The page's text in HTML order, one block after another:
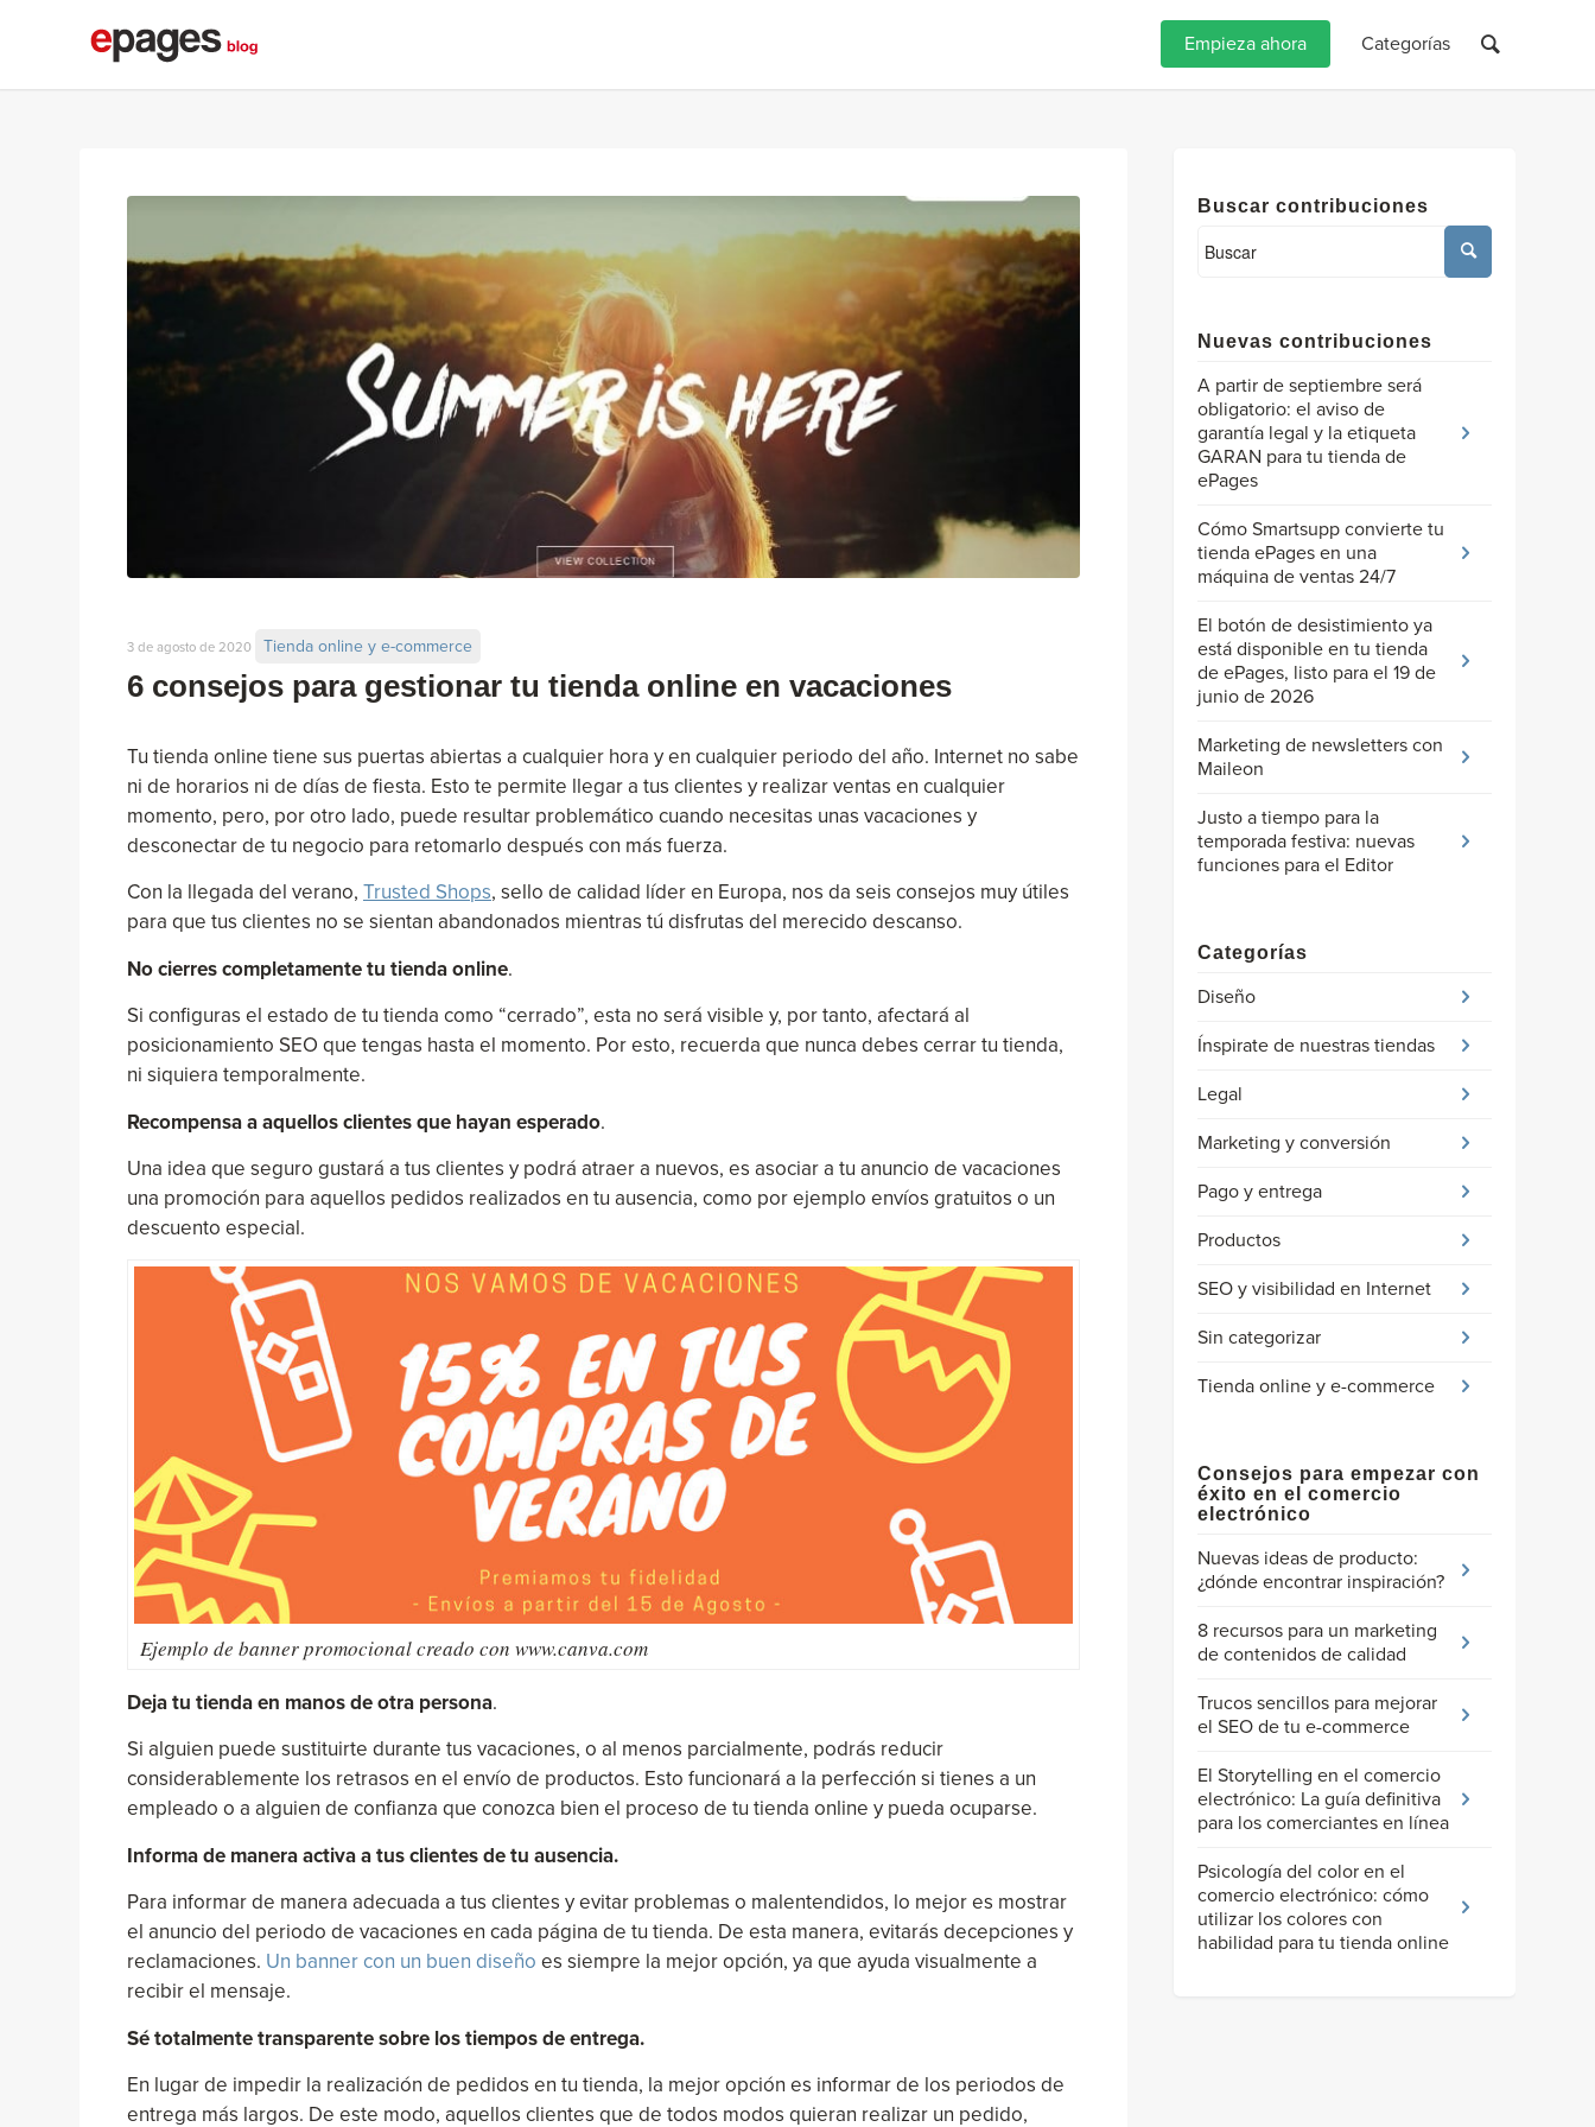
Empieza ahora Categorías
6 consejos para gestionar tu tienda online en vacaciones
3 de agosto de 2020 Tienda online y e-commerce
Tu tienda online tiene sus puertas abiertas a cualquier hora y en cualquier periodo del año. Internet no sabe
ni de horarios ni de días de fiesta. Esto te permite llegar a tus clientes y realizar ventas en cualquier
momento, pero, por otro lado, puede resultar problemático cuando necesitas unas vacaciones y
desconectar de tu negocio para retomarlo después con más fuerza.
Con la llegada del verano, Trusted Shops, sello de calidad líder en Europa, nos da seis consejos muy útiles
para que tus clientes no se sientan abandonados mientras tú disfrutas del merecido descanso.
No cierres completamente tu tienda online.
Si configuras el estado de tu tienda como “cerrado”, esta no será visible y, por tanto, afectará al
posicionamiento SEO que tengas hasta el momento. Por esto, recuerda que nunca debes cerrar tu tienda,
ni siquiera temporalmente.
Recompensa a aquellos clientes que hayan esperado.
Una idea que seguro gustará a tus clientes y podrá atraer a nuevos, es asociar a tu anuncio de vacaciones
una promoción para aquellos pedidos realizados en tu ausencia, como por ejemplo envíos gratuitos o un
descuento especial.
Ejemplo de banner promocional creado con www.canva.com
Deja tu tienda en manos de otra persona.
Si alguien puede sustituirte durante tus vacaciones, o al menos parcialmente, podrás reducir
considerablemente los retrasos en el envío de productos. Esto funcionará a la perfección si tienes a un
empleado o a alguien de confianza que conozca bien el proceso de tu tienda online y pueda ocuparse.
Informa de manera activa a tus clientes de tu ausencia.
Para informar de manera adecuada a tus clientes y evitar problemas o malentendidos, lo mejor es mostrar
el anuncio del periodo de vacaciones en cada página de tu tienda. De esta manera, evitarás decepciones y
reclamaciones. Un banner con un buen diseño es siempre la mejor opción, ya que ayuda visualmente a
recibir el mensaje.
Sé totalmente transparente sobre los tiempos de entrega.
En lugar de impedir la realización de pedidos en tu tienda, la mejor opción es informar de los periodos de
entrega más largos. De este modo, aquellos clientes que de todos modos quieran realizar un pedido,
Buscar contribuciones
Nuevas contribuciones
A partir de septiembre será
obligatorio: el aviso de
garantía legal y la etiqueta
GARAN para tu tienda de
ePages
Cómo Smartsupp convierte tu
tienda ePages en una
máquina de ventas 24/7
El botón de desistimiento ya
está disponible en tu tienda
de ePages, listo para el 19 de
junio de 2026
Marketing de newsletters con
Maileon
Justo a tiempo para la
temporada festiva: nuevas
funciones para el Editor
Categorías
Diseño
Ínspirate de nuestras tiendas
Legal
Marketing y conversión
Pago y entrega
Productos
SEO y visibilidad en Internet
Sin categorizar
Tienda online y e-commerce
Consejos para empezar con
éxito en el comercio
electrónico
Nuevas ideas de producto:
¿dónde encontrar inspiración?
8 recursos para un marketing
de contenidos de calidad
Trucos sencillos para mejorar
el SEO de tu e-commerce
El Storytelling en el comercio
electrónico: La guía definitiva
para los comerciantes en línea
Psicología del color en el
comercio electrónico: cómo
utilizar los colores con
habilidad para tu tienda online